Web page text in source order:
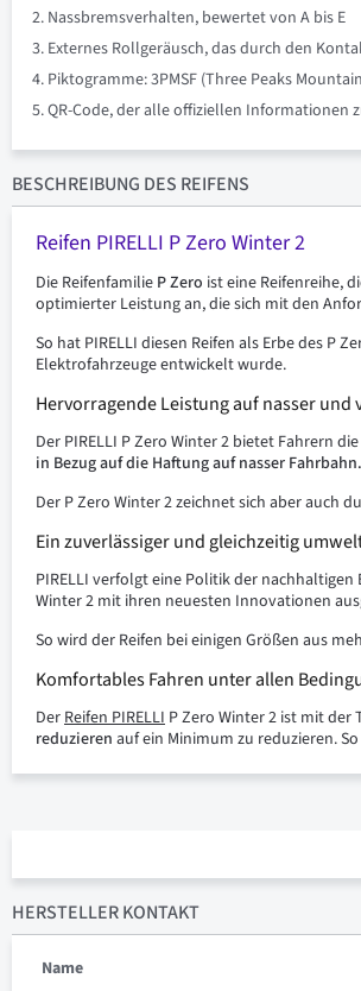
Nassbremsverhalten, bewertet von A bis E
Externes Rollgeräusch, das durch den
Piktogramme: 3PMSF (Three Peaks
QR-Code, der alle offiziellen Informationen
BESCHREIBUNG DES REIFENS
Reifen PIRELLI P Zero Winter 2
Die Reifenfamilie P Zero ist eine Reifenreihe,
optimierter Leistung an, die sich mit den
So hat PIRELLI diesen Reifen als Erbe des P
Elektrofahrzeuge entwickelt wurde.
Hervorragende Leistung auf nasser und
Der PIRELLI P Zero Winter 2 bietet Fahrern
in Bezug auf die Haftung auf nasser Fahrbahn.
Der P Zero Winter 2 zeichnet sich aber auch
Ein zuverlässiger und gleichzeitig
PIRELLI verfolgt eine Politik der nachhaltigen
Winter 2 mit ihren neuesten Innovationen
So wird der Reifen bei einigen Größen aus
Komfortables Fahren unter allen
DerReifen PIRELLI P Zero Winter 2 ist mit der
reduzieren auf ein Minimum zu reduzieren.
HERSTELLER KONTAKT
Name